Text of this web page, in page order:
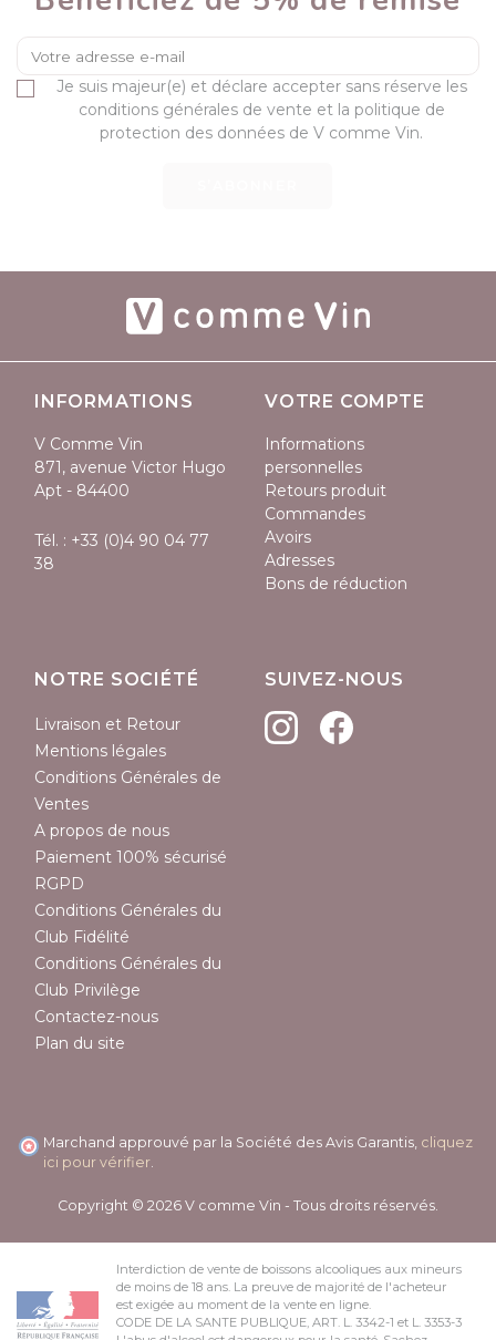
Je suis majeur(e) et déclare accepter sans réserve les
conditions générales de vente et la politique de
protection des données de V comme Vin.
INFORMATIONS
V Comme Vin
871, avenue Victor Hugo
Apt - 84400
Tél. : +33 (0)4 90 04 77
38
VOTRE COMPTE
Informations
personnelles
Retours produit
Commandes
Avoirs
Adresses
Bons de réduction
NOTRE SOCIÉTÉ
Livraison et Retour
Mentions légales
Conditions Générales de
Ventes
A propos de nous
Paiement 100% sécurisé
RGPD
Conditions Générales du
Club Fidélité
Conditions Générales du
Club Privilège
Contactez-nous
Plan du site
SUIVEZ-NOUS
Marchand approuvé par la Société des Avis Garantis, cliquez
ici pour vérifier
Copyright © 2026 V comme Vin - Tous droits réservés.
Interdiction de vente de boissons alcooliques aux mineurs
de moins de 18 ans. La preuve de majorité de l'acheteur
est exigée au moment de la vente en ligne.
CODE DE LA SANTE PUBLIQUE, ART. L. 3342-1 et L. 3353-3